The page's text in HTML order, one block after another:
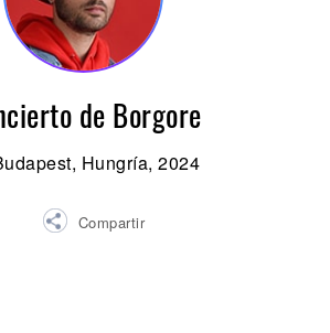
de Borgore
Hungría, 2024
Compartir